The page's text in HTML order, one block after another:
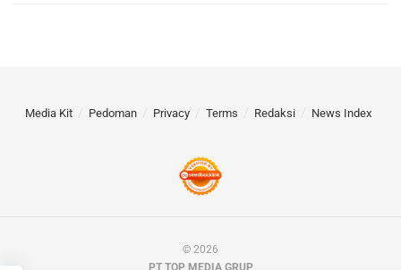
Media Kit Pedoman Privacy Terms Redaksi News Index
© 2026
PT TOP MEDIA GRUP